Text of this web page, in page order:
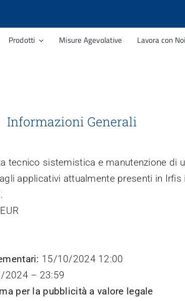
Prodotti Misure Agevolative Lavora con Noi
Informazioni Generali
tecnico sistemistica e manutenzione di
applicativi attualmente presenti in
EUR
: 15/10/2024 12:00
2024– 23:59
per la pubblicità a valore legale